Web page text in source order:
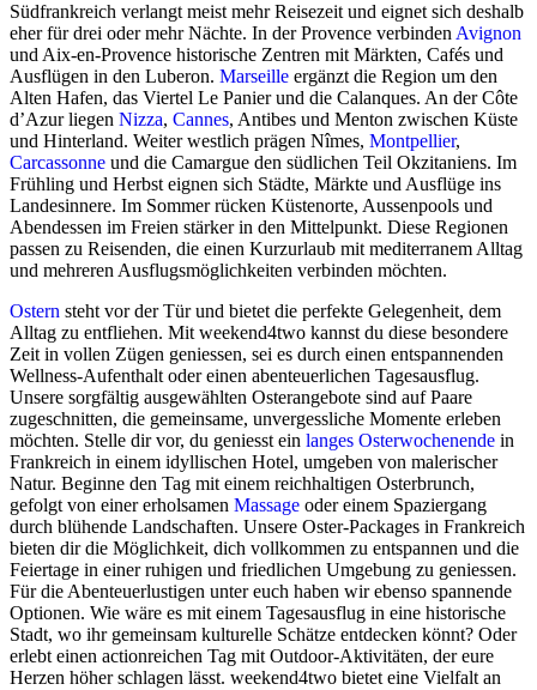
Südfrankreich verlangt meist mehr Reisezeit und eignet sich deshalb
eher für drei oder mehr Nächte. In der Provence verbinden Avignon
und Aix-en-Provence historische Zentren mit Märkten, Cafés und
Ausflügen in den Luberon. Marseille ergänzt die Region um den
Alten Hafen, das Viertel Le Panier und die Calanques. An der Côte
d’Azur liegen Nizza, Cannes, Antibes und Menton zwischen Küste
und Hinterland. Weiter westlich prägen Nîmes, Montpellier,
Carcassonne und die Camargue den südlichen Teil Okzitaniens. Im
Frühling und Herbst eignen sich Städte, Märkte und Ausflüge ins
Landesinnere. Im Sommer rücken Küstenorte, Aussenpools und
Abendessen im Freien stärker in den Mittelpunkt. Diese Regionen
passen zu Reisenden, die einen Kurzurlaub mit mediterranem Alltag
und mehreren Ausflugsmöglichkeiten verbinden möchten.
Ostern steht vor der Tür und bietet die perfekte Gelegenheit, dem
Alltag zu entfliehen. Mit weekend4two kannst du diese besondere
Zeit in vollen Zügen geniessen, sei es durch einen entspannenden
Wellness-Aufenthalt oder einen abenteuerlichen Tagesausflug.
Unsere sorgfältig ausgewählten Osterangebote sind auf Paare
zugeschnitten, die gemeinsame, unvergessliche Momente erleben
möchten. Stelle dir vor, du geniesst ein langes Osterwochenende in
Frankreich in einem idyllischen Hotel, umgeben von malerischer
Natur. Beginne den Tag mit einem reichhaltigen Osterbrunch,
gefolgt von einer erholsamen Massage oder einem Spaziergang
durch blühende Landschaften. Unsere Oster-Packages in Frankreich
bieten dir die Möglichkeit, dich vollkommen zu entspannen und die
Feiertage in einer ruhigen und friedlichen Umgebung zu geniessen.
Für die Abenteuerlustigen unter euch haben wir ebenso spannende
Optionen. Wie wäre es mit einem Tagesausflug in eine historische
Stadt, wo ihr gemeinsam kulturelle Schätze entdecken könnt? Oder
erlebt einen actionreichen Tag mit Outdoor-Aktivitäten, der eure
Herzen höher schlagen lässt. weekend4two bietet eine Vielfalt an